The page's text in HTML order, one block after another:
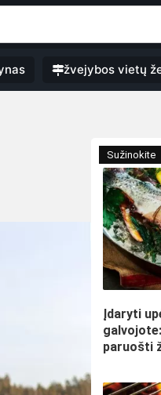
žvejybos vietų
Sužinokite
Įdaryti
paruošti